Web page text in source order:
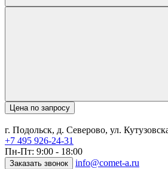
Цена по запросу
г. Подольск, д. Северово, ул.
+7 495 926-24-31
Пн-Пт: 9:00 - 18:00
Заказать звонок info@comet-a.ru